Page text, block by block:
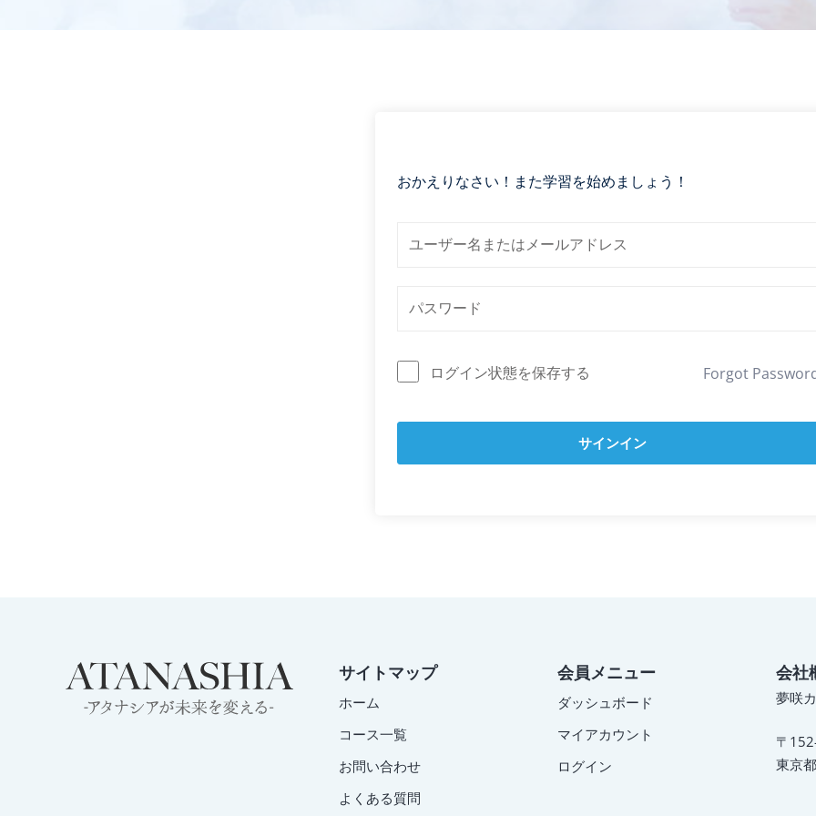
おかえりなさい！また学習を始めましょう！
ログイン状態を保存する Forgot
サインイン
サイトマップ
ホーム
コース一覧
お問い合わせ
よくある質問
会員メニュー
ダッシュボード
マイアカウント
ログイン
会社
夢咲
〒
東京